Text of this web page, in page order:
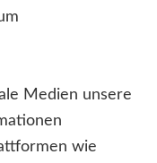
Medien unsere
wie